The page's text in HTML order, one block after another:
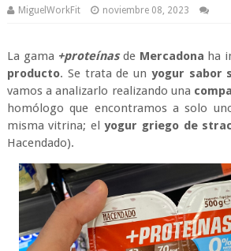
MiguelWorkFit noviembre 08, 2023
La gama +proteínasde Mercadona ha
producto. Se trata de un yogur sabor
vamos a analizarlo realizando una
homólogo que encontramos a solo
misma vitrina; elyogur griego de
Hacendado).